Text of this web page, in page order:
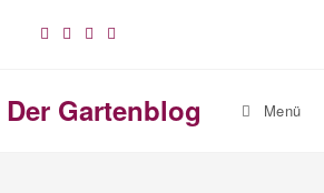
Gartenblog Menü